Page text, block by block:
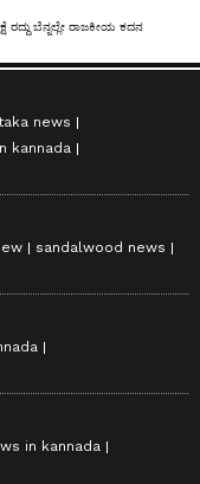
news
kannada
sandalwood news
in kannada